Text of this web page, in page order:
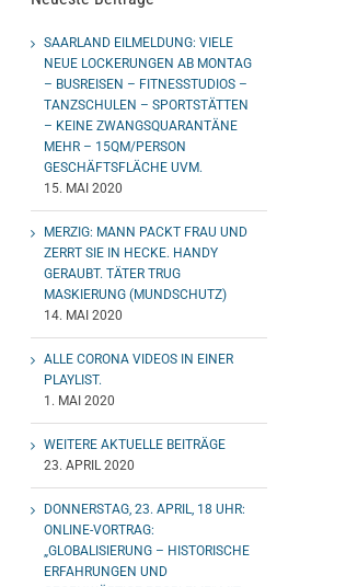
SAARLAND EILMELDUNG: VIELE
NEUE LOCKERUNGEN AB MONTAG
– BUSREISEN – FITNESSTUDIOS –
TANZSCHULEN – SPORTSTÄTTEN
– KEINE ZWANGSQUARANTÄNE
MEHR – 15QM/PERSON
GESCHÄFTSFLÄCHE UVM.
15. MAI 2020
MERZIG: MANN PACKT FRAU UND
ZERRT SIE IN HECKE. HANDY
GERAUBT. TÄTER TRUG
MASKIERUNG (MUNDSCHUTZ)
14. MAI 2020
ALLE CORONA VIDEOS IN EINER
PLAYLIST.
1. MAI 2020
WEITERE AKTUELLE BEITRÄGE
23. APRIL 2020
DONNERSTAG, 23. APRIL, 18 UHR:
ONLINE-VORTRAG:
„GLOBALISIERUNG – HISTORISCHE
ERFAHRUNGEN UND